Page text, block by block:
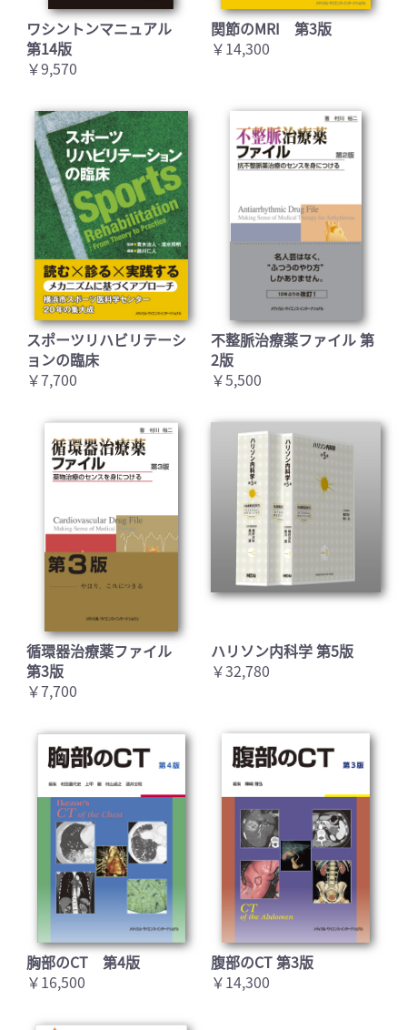
ワシントンマニュアル
第14版
￥9,570
関節のMRI 第3版
￥14,300
スポーツリハビリテーシ
ョンの臨床
￥7,700
不整脈治療薬ファイル 第
2版
￥5,500
循環器治療薬ファイル
第3版
￥7,700
ハリソン内科学 第5版
￥32,780
胸部のCT 第4版
￥16,500
腹部のCT 第3版
￥14,300